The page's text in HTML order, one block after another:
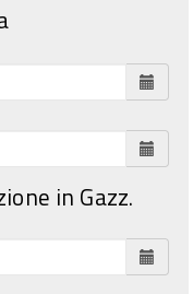
in Gazz.